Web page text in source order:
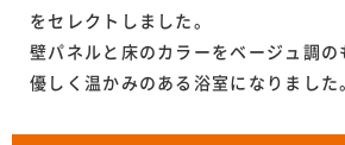
をセレクトしました。
壁パネルと床のカラーをベージュ調の
優しく温かみのある浴室になりました